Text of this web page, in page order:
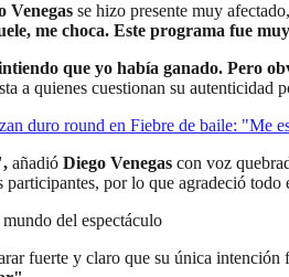
Venegas se hizo presente muy
me choca. Este programa fue
que yo había ganado. Pero
a quienes cuestionan su autenticidad
duro round en Fiebre de baile: "Me
añadió Diego Venegas con voz
por lo que agradeció
del espectáculo
fuerte y claro que su única